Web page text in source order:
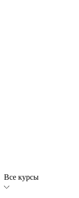
Все курсы